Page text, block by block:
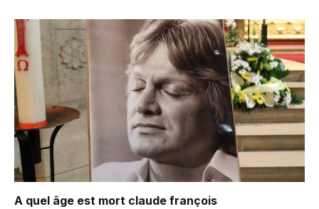
A quel âge est mort claude françois